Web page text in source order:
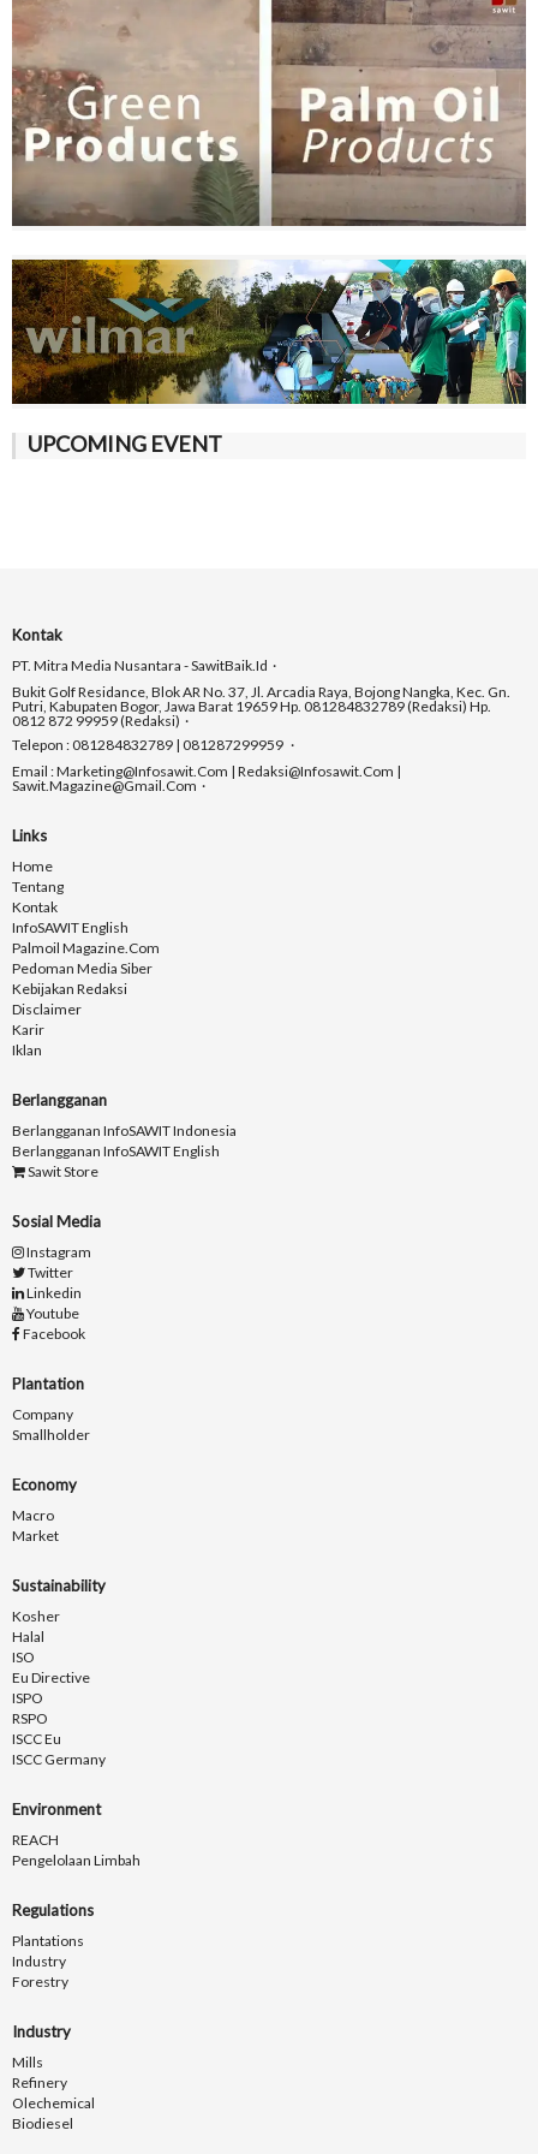
UPCOMING EVENT
Kontak
PT. Mitra Media Nusantara - SawitBaik.id
Bukit Golf Residance, Blok AR No. 37, Jl. Arcadia Raya, Bojong Nangka, Kec. Gn.
Putri, Kabupaten Bogor, Jawa Barat 19659 Hp. 081284832789 (Redaksi) Hp.
0812 872 99959 (Redaksi)
Telepon : 081284832789 | 081287299959
Email : Marketing@infosawit.com | Redaksi@infosawit.com |
Sawit.magazine@gmail.com
Links
Home
Tentang
Kontak
InfoSAWIT English
Palmoil Magazine.com
Pedoman Media Siber
Kebijakan Redaksi
Disclaimer
Karir
Iklan
Berlangganan
Berlangganan InfoSAWIT Indonesia
Berlangganan InfoSAWIT English
Sawit Store
Sosial Media
Instagram
Twitter
Linkedin
Youtube
Facebook
Plantation
Company
Smallholder
Economy
Macro
Market
Sustainability
Kosher
Halal
ISO
Eu Directive
ISPO
RSPO
ISCC Eu
ISCC Germany
Environment
REACH
Pengelolaan Limbah
Regulations
Plantations
Industry
Forestry
Industry
Mills
Refinery
Olechemical
Biodiesel